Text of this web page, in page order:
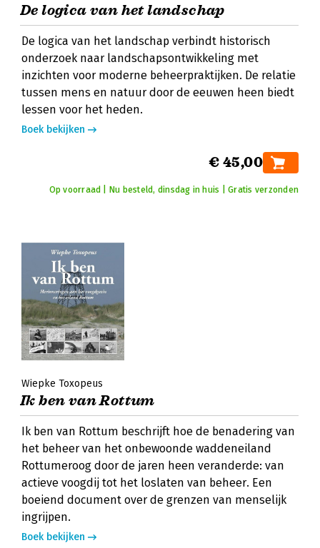
De logica van het landschap
De logica van het landschap verbindt historisch
onderzoek naar landschapsontwikkeling met
inzichten voor moderne beheerpraktijken. De relatie
tussen mens en natuur door de eeuwen heen biedt
lessen voor het heden.
Boek bekijken
€ 45,00
Op voorraad | Nu besteld, dinsdag in huis | Gratis verzonden
Wiepke Toxopeus
Ik ben van Rottum
Ik ben van Rottum beschrijft hoe de benadering van
het beheer van het onbewoonde waddeneiland
Rottumeroog door de jaren heen veranderde: van
actieve voogdij tot het loslaten van beheer. Een
boeiend document over de grenzen van menselijk
ingrijpen.
Boek bekijken